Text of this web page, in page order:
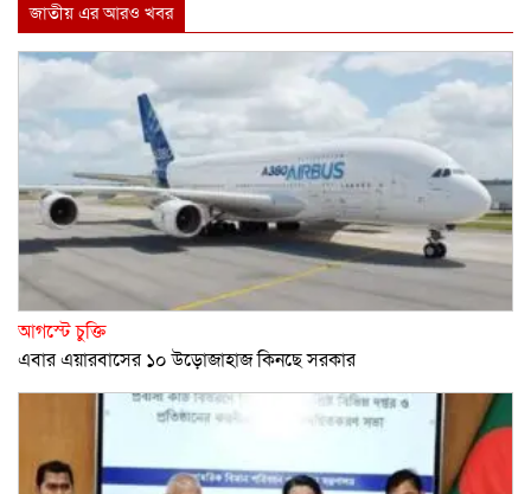
জাতীয় এর আরও খবর
আগস্টে চুক্তি
এবার এয়ারবাসের ১০ উড়োজাহাজ কিনছে সরকার